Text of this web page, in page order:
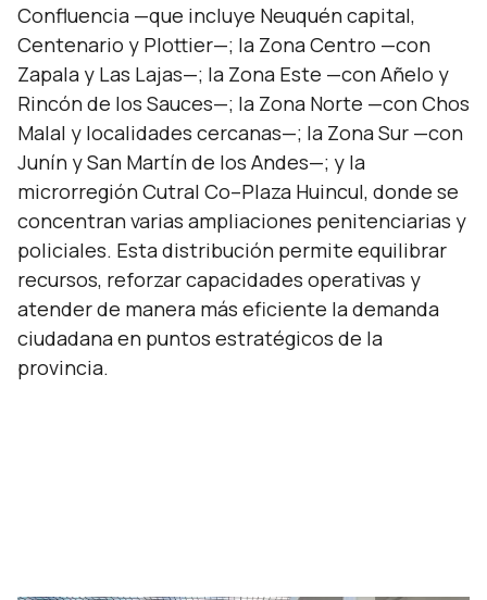
Confluencia —que incluye Neuquén capital,
Centenario y Plottier—; la Zona Centro —con
Zapala y Las Lajas—; la Zona Este —con Añelo y
Rincón de los Sauces—; la Zona Norte —con Chos
Malal y localidades cercanas—; la Zona Sur —con
Junín y San Martín de los Andes—; y la
microrregión Cutral Co–Plaza Huincul, donde se
concentran varias ampliaciones penitenciarias y
policiales. Esta distribución permite equilibrar
recursos, reforzar capacidades operativas y
atender de manera más eficiente la demanda
ciudadana en puntos estratégicos de la
provincia.